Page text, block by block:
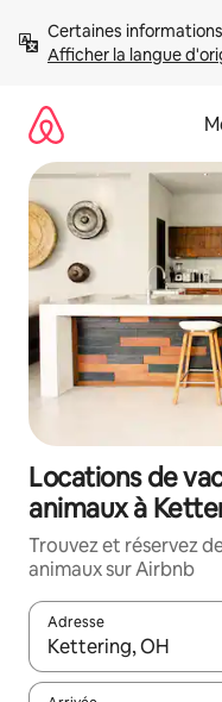
directement
Afficher la langue
Locations de
animaux à
Trouvez et réservez
animaux sur Airbnb
Adresse
Lorsque les résultats